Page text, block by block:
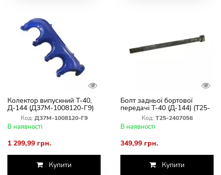
Колектор випускний Т-40,
Д-144 (Д37М-1008120-Г9)
Код: Д37М-1008120-Г9
В наявності
1 299,99 грн.
Купити
Болт задньої бортової
передачі Т-40 (Д-144) (Т25-
2407056)
Код: Т25-2407056
В наявності
349,99 грн.
Купити